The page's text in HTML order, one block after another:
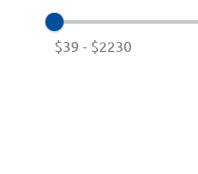
$39 - $2230